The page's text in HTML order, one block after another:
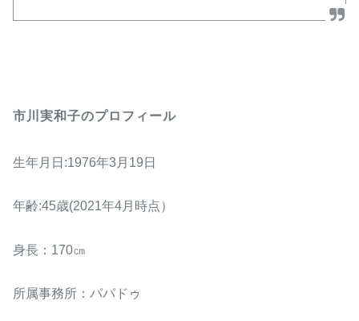
市川実和子のプロフィール
生年月日:1976年3月19日
年齢:45歳(2021年4月時点）
身長：170㎝
所属事務所：パパドゥ